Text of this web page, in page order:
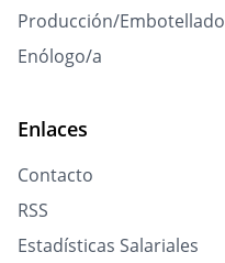
Producción/Embotellado
Enólogo/a
Enlaces
Contacto
RSS
Estadísticas Salariales